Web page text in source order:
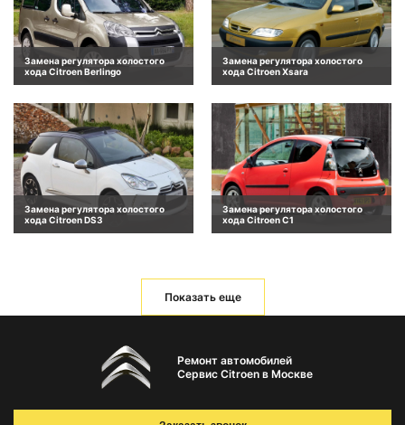
Замена регулятора холостого
хода Citroen Berlingo
Замена регулятора холостого
хода Citroen Xsara
Замена регулятора холостого
хода Citroen DS3
Замена регулятора холостого
хода Citroen C1
Показать еще
Ремонт автомобилей
Сервис Citroen в Москве